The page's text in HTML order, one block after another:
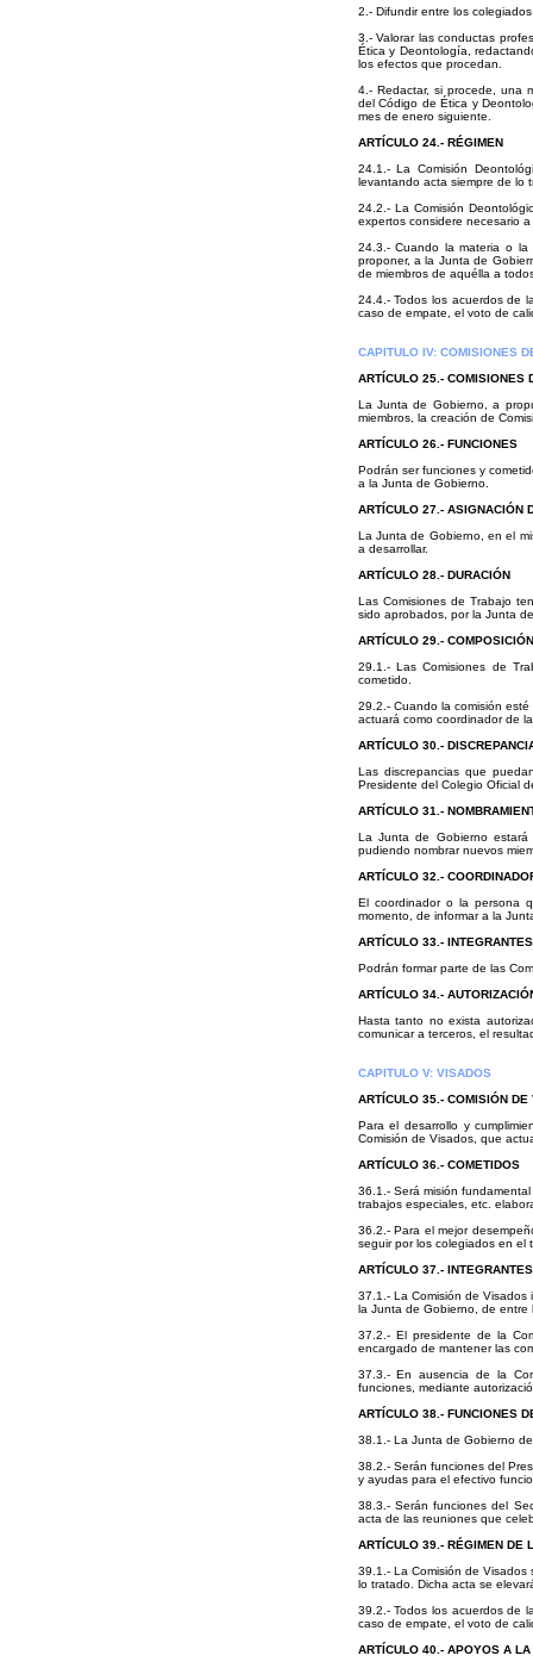
2.- Difundir entre los
3.- Valorar las conductas
Ética y Deontología,
los efectos que procedan.
4.- Redactar, si procede, una
del Código de Ética y
mes de enero siguiente.
ARTÍCULO 24.- RÉGIMEN
24.1.- La Comisión
levantando acta siempre de lo
24.2.- La Comisión
expertos considere necesario
24.3.- Cuando la materia o la
proponer, a la Junta de
de miembros de aquélla a
24.4.- Todos los acuerdos de
caso de empate, el voto de
CAPITULO IV: COMISIONES
ARTÍCULO 25.- COMISIONES
La Junta de Gobierno, a
miembros, la creación de
ARTÍCULO 26.- FUNCIONES
Podrán ser funciones y
a la Junta de Gobierno.
ARTÍCULO 27.- ASIGNACIÓN
La Junta de Gobierno, en el
a desarrollar.
ARTÍCULO 28.- DURACIÓN
Las Comisiones de Trabajo
sido aprobados, por la Junta
ARTÍCULO 29.- COMPOSICIÓN
29.1.- Las Comisiones de
cometido.
29.2.- Cuando la comisión
actuará como coordinador de
ARTÍCULO 30.-
Las discrepancias que
Presidente del Colegio Oficial
ARTÍCULO 31.-
La Junta de Gobierno
pudiendo nombrar nuevos
ARTÍCULO 32.-
El coordinador o la persona
momento, de informar a la
ARTÍCULO 33.-
Podrán formar parte de las
ARTÍCULO 34.-
Hasta tanto no exista
comunicar a terceros, el
CAPITULO V: VISADOS
ARTÍCULO 35.- COMISIÓN DE
Para el desarrollo y
Comisión de Visados, que
ARTÍCULO 36.- COMETIDOS
36.1.- Será misión
trabajos especiales, etc.
36.2.- Para el mejor
seguir por los colegiados en el
ARTÍCULO 37.-
37.1.- La Comisión de
la Junta de Gobierno, de entre
37.2.- El presidente de la
encargado de mantener las
37.3.- En ausencia de la
funciones, mediante
ARTÍCULO 38.- FUNCIONES
38.1.- La Junta de Gobierno
38.2.- Serán funciones del
y ayudas para el efectivo
38.3.- Serán funciones del
acta de las reuniones que
ARTÍCULO 39.- RÉGIMEN DE
39.1.- La Comisión de
lo tratado. Dicha acta se
39.2.- Todos los acuerdos de
caso de empate, el voto de
ARTÍCULO 40.- APOYOS A LA